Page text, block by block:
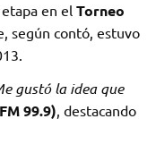
en elTorneo
según contó, estuvo
gustó la idea que
99.9), destacando